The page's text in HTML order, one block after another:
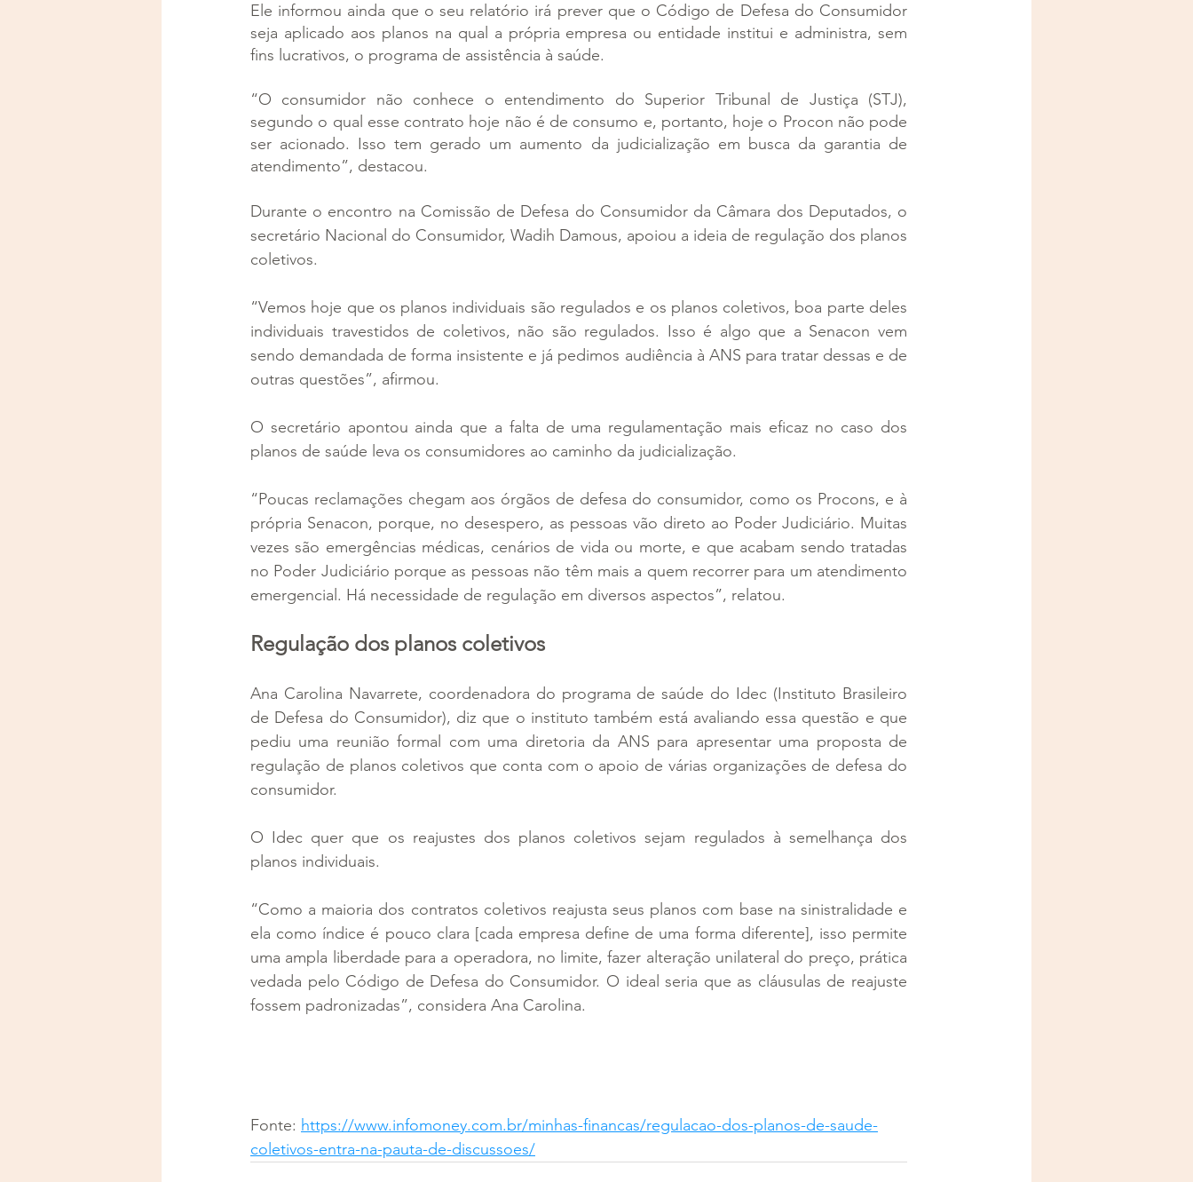
Ele informou ainda que o seu relatório irá prever que o Código de Defesa do Consumidor
seja aplicado aos planos na qual a própria empresa ou entidade institui e administra, sem
fins lucrativos, o programa de assistência à saúde.
“O consumidor não conhece o entendimento do Superior Tribunal de Justiça (STJ),
segundo o qual esse contrato hoje não é de consumo e, portanto, hoje o Procon não pode
ser acionado. Isso tem gerado um aumento da judicialização em busca da garantia de
atendimento”, destacou.
Durante o encontro na Comissão de Defesa do Consumidor da Câmara dos Deputados, o
secretário Nacional do Consumidor, Wadih Damous, apoiou a ideia de regulação dos planos
coletivos.
“Vemos hoje que os planos individuais são regulados e os planos coletivos, boa parte deles
individuais travestidos de coletivos, não são regulados. Isso é algo que a Senacon vem
sendo demandada de forma insistente e já pedimos audiência à ANS para tratar dessas e de
outras questões”, afirmou.
O secretário apontou ainda que a falta de uma regulamentação mais eficaz no caso dos
planos de saúde leva os consumidores ao caminho da judicialização.
“Poucas reclamações chegam aos órgãos de defesa do consumidor, como os Procons, e à
própria Senacon, porque, no desespero, as pessoas vão direto ao Poder Judiciário. Muitas
vezes são emergências médicas, cenários de vida ou morte, e que acabam sendo tratadas
no Poder Judiciário porque as pessoas não têm mais a quem recorrer para um atendimento
emergencial. Há necessidade de regulação em diversos aspectos”, relatou.
Regulação dos planos coletivos
Ana Carolina Navarrete, coordenadora do programa de saúde do Idec (Instituto Brasileiro
de Defesa do Consumidor), diz que o instituto também está avaliando essa questão e que
pediu uma reunião formal com uma diretoria da ANS para apresentar uma proposta de
regulação de planos coletivos que conta com o apoio de várias organizações de defesa do
consumidor.
O Idec quer que os reajustes dos planos coletivos sejam regulados à semelhança dos
planos individuais.
“Como a maioria dos contratos coletivos reajusta seus planos com base na sinistralidade e
ela como índice é pouco clara [cada empresa define de uma forma diferente], isso permite
uma ampla liberdade para a operadora, no limite, fazer alteração unilateral do preço, prática
vedada pelo Código de Defesa do Consumidor. O ideal seria que as cláusulas de reajuste
fossem padronizadas”, considera Ana Carolina.
Fonte: https://www.infomoney.com.br/minhas-financas/regulacao-dos-planos-de-saude-
coletivos-entra-na-pauta-de-discussoes/